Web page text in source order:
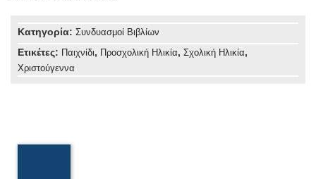
Κατηγορία: Συνδυασμοί Βιβλίων
Ετικέτες: Παιχνίδι, Προσχολική Ηλικία, Σχολική Ηλικία,
Χριστούγεννα